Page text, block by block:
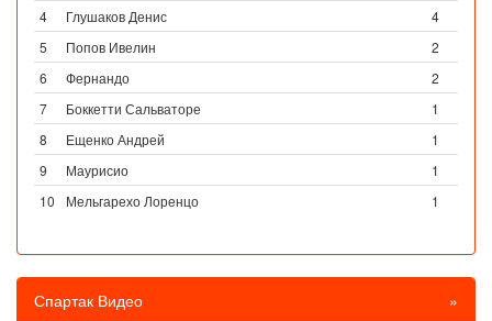
4
Глушаков Денис
4
5
Попов Ивелин
2
6
Фернандо
2
7
Боккетти Сальваторе
1
8
Ещенко Андрей
1
9
Маурисио
1
10
Мельгарехо Лоренцо 1
Спартак Видео »